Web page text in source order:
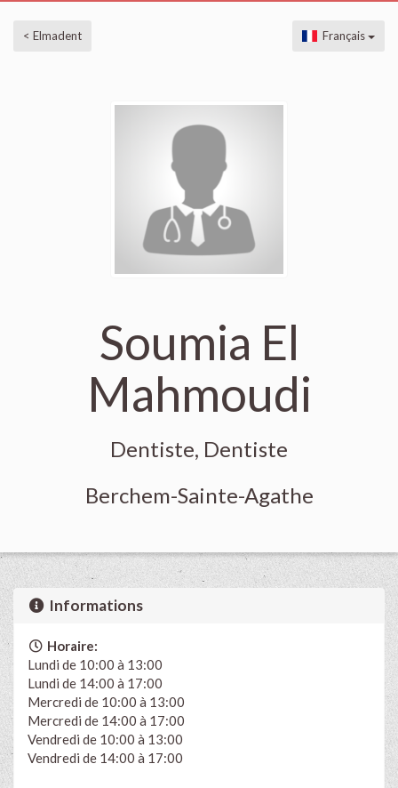
< Elmadent Français
Soumia El
Mahmoudi
Dentiste, Dentiste
Berchem-Sainte-Agathe
Informations
Horaire:
Lundi de 10:00 à 13:00
Lundi de 14:00 à 17:00
Mercredi de 10:00 à 13:00
Mercredi de 14:00 à 17:00
Vendredi de 10:00 à 13:00
Vendredi de 14:00 à 17:00